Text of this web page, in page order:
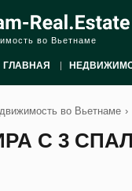
во Вьетнаме
ГЛАВНАЯ
во Вьетнаме ›
С 3